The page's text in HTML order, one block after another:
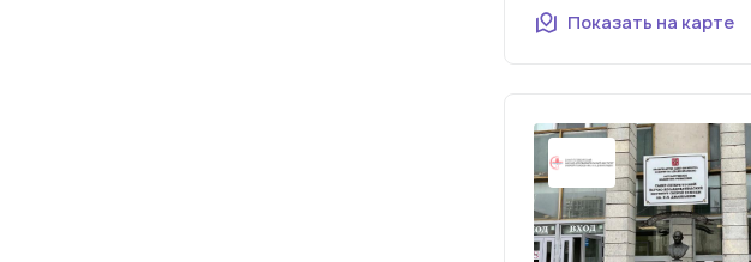
Показать на карте